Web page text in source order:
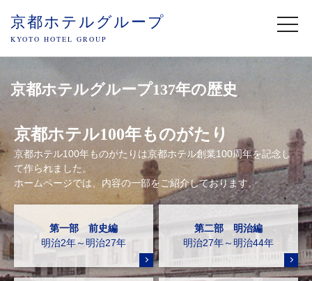
京都ホテルグループ
KYOTO HOTEL GROUP
京都ホテルグループ137年の歴史
京都ホテル100年ものがたり
京都ホテル100年ものがたりは京都ホテル創業100周年を記念し
て作られました。
ホームページでは、内容の一部をご紹介しております。
第一部 前史編
明治2年～明治27年
第二部 明治編
明治27年～明治44年